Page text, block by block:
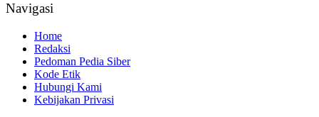
Navigasi
Home
Redaksi
Pedoman Pedia Siber
Kode Etik
Hubungi Kami
Kebijakan Privasi